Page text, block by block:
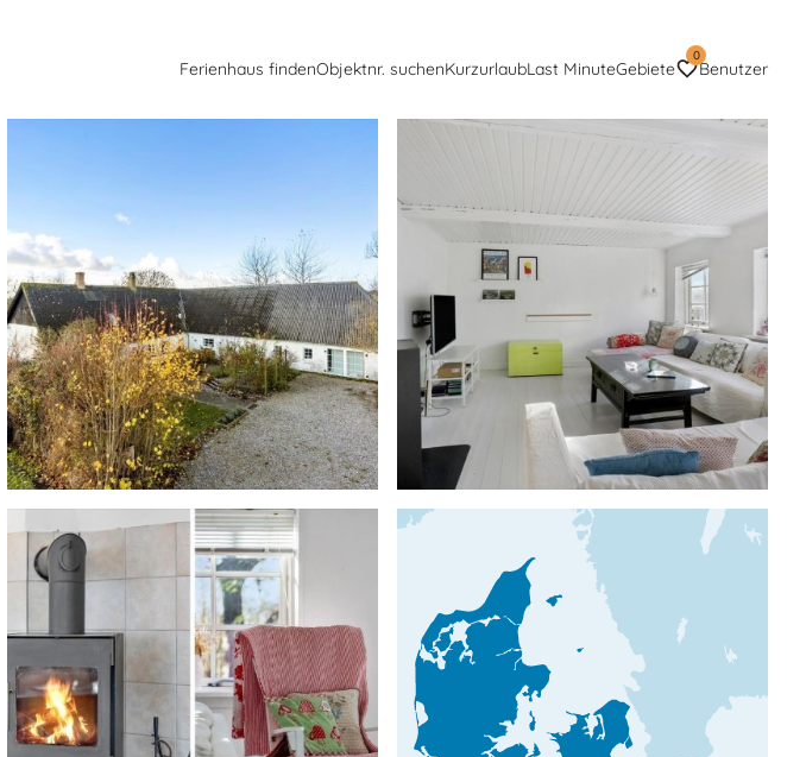
Ferienhaus findenObjektnr. suchenKurzurlaubLast MinuteGebiete
0
Benutzer